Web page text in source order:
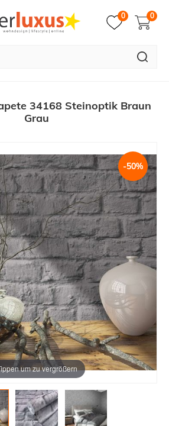
0 0
34168 Steinoptik Braun
Grau
um zu vergrößern
-50%